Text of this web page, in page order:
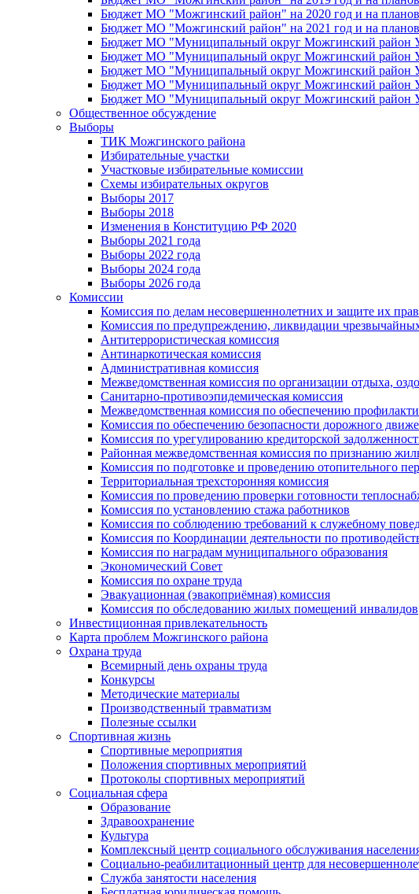
Бюджет МО "Можгинский район" на 2020 год и на
Бюджет МО "Можгинский район" на 2021 год и на
Бюджет МО "Муниципальный округ Можгинский район
Бюджет МО "Муниципальный округ Можгинский район
Бюджет МО "Муниципальный округ Можгинский район
Бюджет МО "Муниципальный округ Можгинский район
Бюджет МО "Муниципальный округ Можгинский район
Общественное обсуждение
Выборы
ТИК Можгинского района
Избирательные участки
Участковые избирательные комиссии
Схемы избирательных округов
Выборы 2017
Выборы 2018
Изменения в Конституцию РФ 2020
Выборы 2021 года
Выборы 2022 года
Выборы 2024 года
Выборы 2026 года
Комиссии
Комиссия по делам несовершеннолетних и защите их прав
Комиссия по предупреждению, ликвидации
Антитеррористическая комиссия
Антинаркотическая комиссия
Административная комиссия
Межведомственная комиссия по организации отдыха,
Санитарно-противоэпидемическая комиссия
Межведомственная комиссия по обеспечению
Комиссия по обеспечению безопасности дорожного
Комиссия по урегулированию кредиторской
Районная межведомственная комиссия по признанию
Комиссия по подготовке и проведению отопительного
Территориальная трехсторонняя комиссия
Комиссия по проведению проверки готовности
Комиссия по установлению стажа работников
Комиссия по соблюдению требований к служебному
Комиссия по Координации деятельности по
Комиссия по наградам муниципального образования
Экономический Совет
Комиссия по охране труда
Эвакуационная (эвакоприёмная) комиссия
Комиссия по обследованию жилых помещений инвалидов
Инвестиционная привлекательность
Карта проблем Можгинского района
Охрана труда
Всемирный день охраны труда
Конкурсы
Методические материалы
Производственный травматизм
Полезные ссылки
Спортивная жизнь
Спортивные мероприятия
Положения спортивных мероприятий
Протоколы спортивных мероприятий
Социальная сфера
Образование
Здравоохранение
Культура
Комплексный центр социального обслуживания
Социально-реабилитационный центр для
Служба занятости населения